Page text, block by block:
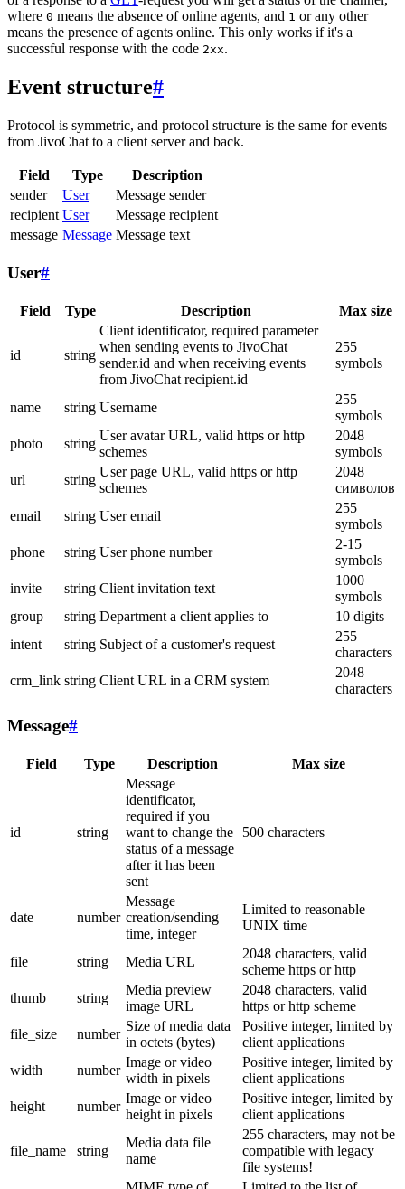
where 0 means the absence of online agents, and 1 or any other
means the presence of agents online. This only works if it's a
successful response with the code 2xx.
Event structure#
Protocol is symmetric, and protocol structure is the same for events
from JivoChat to a client server and back.
Field Type
Description
sender
User
Message sender
recipient User
Message recipient
message Message Message text
User#
Field Type Description Max size
id string
Client identificator, required parameter
when sending events to JivoChat
sender.id and when receiving events
from JivoChat recipient.id
255
symbols
name string Username
255
symbols
photo
string
User avatar URL, valid https or http
schemes
2048
symbols
url
string
User page URL, valid https or http
schemes
2048
символов
email
string User email
255
symbols
phone
string User phone number
2-15
symbols
invite
string Client invitation text
1000
symbols
group
string Department a client applies to
10 digits
intent
string Subject of a customer's request
255
characters
crm_link string Client URL in a CRM system
2048
characters
Message#
Field Type Description Max size
id string
Message
identificator,
required if you
want to change the
status of a message
after it has been
sent
500 characters
date number
Message
creation/sending
time, integer
Limited to reasonable
UNIX time
file string Media URL
2048 characters, valid
scheme https or http
thumb
string
Media preview
image URL
2048 characters, valid
https or http scheme
file_size
number
Size of media data
in octets (bytes)
Positive integer, limited by
client applications
width
number
Image or video
width in pixels
Positive integer, limited by
client applications
height
number
Image or video
height in pixels
Positive integer, limited by
client applications
file_name string
Media data file
name
255 characters, may not be
compatible with legacy
file systems!